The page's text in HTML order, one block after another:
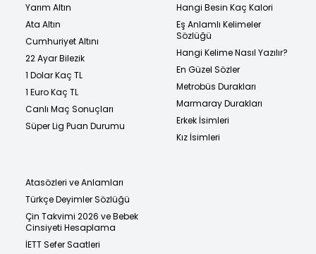
Yarım Altın
Ata Altın
Cumhuriyet Altını
22 Ayar Bilezik
1 Dolar Kaç TL
1 Euro Kaç TL
Canlı Maç Sonuçları
Süper Lig Puan Durumu
Hangi Besin Kaç Kalori
Eş Anlamlı Kelimeler
Sözlüğü
Hangi Kelime Nasıl Yazılır?
En Güzel Sözler
Metrobüs Durakları
Marmaray Durakları
Erkek İsimleri
Kız İsimleri
Atasözleri ve Anlamları
Türkçe Deyimler Sözlüğü
Çin Takvimi 2026 ve Bebek
Cinsiyeti Hesaplama
İETT Sefer Saatleri